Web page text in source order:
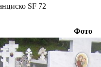
SF 72
Фото